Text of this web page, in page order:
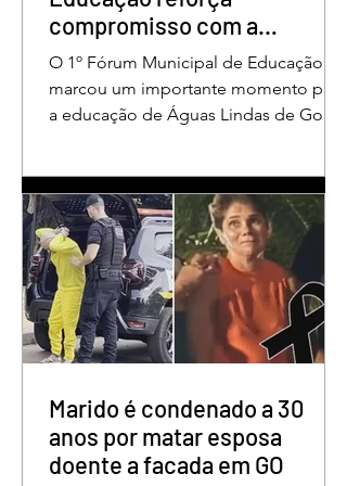
compromisso com a
valorização dos educadores
em Águas Lindas
O 1º Fórum Municipal de Educação
marcou um importante momento para
a educação de Águas Lindas de Goiás,
para promover conhecimento,
reflexão, troca de experiências e
valorização daqueles que exercem um
papel fundamental na formação das
futuras gerações. Durante o evento, o
secretário municipal de Educação,
Denildson Oliveira, destacou que o
aos educadores muito mais do que
Marido é condenado a 30
anos por matar esposa
doente a facada em GO